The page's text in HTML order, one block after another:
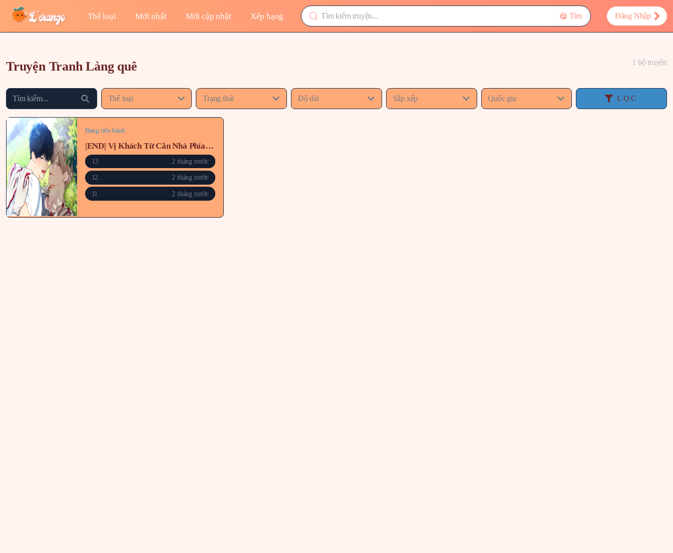
Thể loại Mới nhất Mới cập nhật Xếp hạng Tìm Đăng Nhập
Truyện Tranh Làng quê 1 bộ truyện
Thể loại Trạng thái Độ dài Sắp xếp Quốc gia LỌC
Đang tiến hành
|END| Vị Khách Từ Căn Nhà Phía Sau
13 2 tháng trước
12 2 tháng trước
11 2 tháng trước